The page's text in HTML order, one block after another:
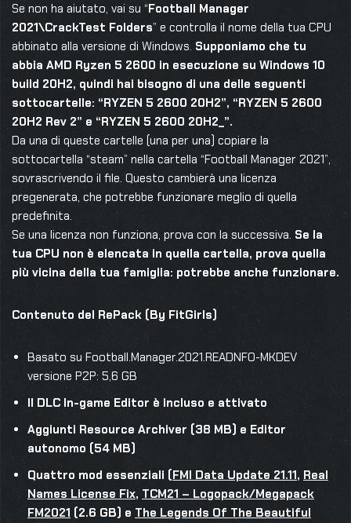
Se non ha aiutato, vai su “Football Manager
2021\CrackTest Folders” e controlla il nome della tua CPU
abbinato alla versione di Windows. Supponiamo che tu
abbia AMD Ryzen 5 2600 in esecuzione su Windows 10
build 20H2, quindi hai bisogno di una delle seguenti
sottocartelle: “RYZEN 5 2600 20H2”, “RYZEN 5 2600
20H2 Rev 2” e “RYZEN 5 2600 20H2_”.
Da una di queste cartelle (una per una) copiare la
sottocartella “steam” nella cartella “Football Manager 2021”,
sovrascrivendo il file. Questo cambierà una licenza
pregenerata, che potrebbe funzionare meglio di quella
predefinita.
Se una licenza non funziona, prova con la successiva. Se la
tua CPU non è elencata in quella cartella, prova quella
più vicina della tua famiglia: potrebbe anche funzionare.
Contenuto del RePack (By FitGirls)
Basato su Football.Manager.2021.READNFO-MKDEV
versione P2P: 5,6 GB
Il DLC In-game Editor è incluso e attivato
Aggiunti Resource Archiver (38 MB) e Editor
autonomo (54 MB)
Quattro mod essenziali (FMI Data Update 21.11, Real
Names License Fix, TCM21 – Logopack/Megapack
FM2021 (2.6 GB) e The Legends Of The Beautiful